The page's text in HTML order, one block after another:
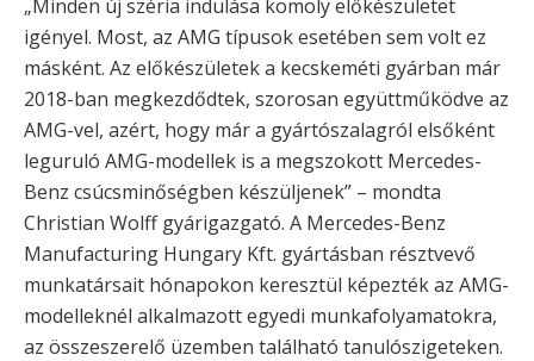
„Minden új széria indulása komoly előkészületet
igényel. Most, az AMG típusok esetében sem volt ez
másként. Az előkészületek a kecskeméti gyárban már
2018-ban megkezdődtek, szorosan együttműködve az
AMG-vel, azért, hogy már a gyártószalagról elsőként
leguruló AMG-modellek is a megszokott Mercedes-
Benz csúcsminőségben készüljenek” – mondta
Christian Wolff gyárigazgató. A Mercedes-Benz
Manufacturing Hungary Kft. gyártásban résztvevő
munkatársait hónapokon keresztül képezték az AMG-
modelleknél alkalmazott egyedi munkafolyamatokra,
az összeszerelő üzemben található tanulószigeteken.